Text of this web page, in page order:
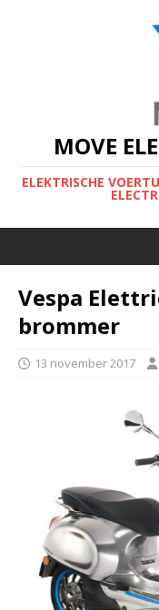
MOVE
ELEKTRISCHE
Vespa
brommer
13 november 2017